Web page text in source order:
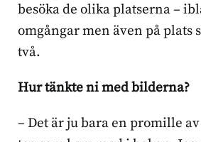
besöka de olika platserna –
omgångar men även på plats
två.
Hur tänkte ni med bilderna?
– Det är ju bara en promille